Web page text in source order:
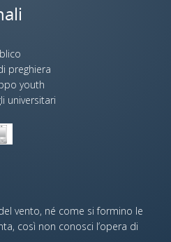
preghiera
youth
universitari
vento, né come si formino le
così non conosci l’opera di